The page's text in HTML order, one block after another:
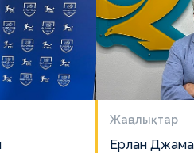
Жаңалықтар
Ерлан